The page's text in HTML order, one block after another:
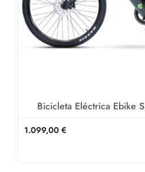
Bicicleta Eléctrica Ebike
1.099,00 €